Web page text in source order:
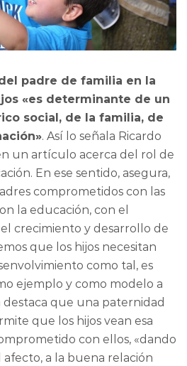
padre de familia en la
«es determinante de un
social, de la familia, de
. Así lo señala Ricardo
un artículo acerca del rol de
En ese sentido, asegura,
comprometidos con las
la educación, con el
crecimiento y desarrollo de
que los hijos necesitan
como tal, es
ejemplo y como modelo a
destaca que una paternidad
que los hijos vean esa
con ellos, «dando
afecto, a la buena relación